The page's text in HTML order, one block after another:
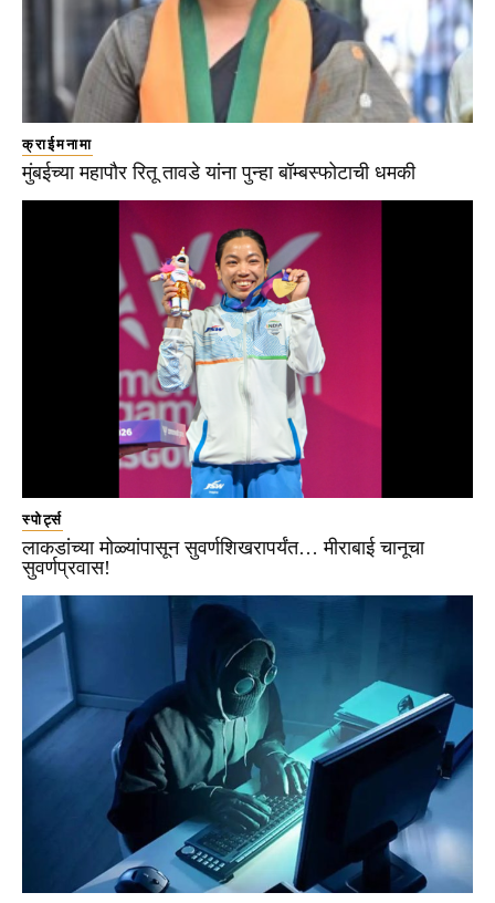
क्राईमनामा
मुंबईच्या महापौर रितू तावडे यांना पुन्हा बॉम्बस्फोटाची धमकी
स्पोर्ट्स
लाकडांच्या मोळ्यांपासून सुवर्णशिखरापर्यंत… मीराबाई चानूचा
सुवर्णप्रवास!